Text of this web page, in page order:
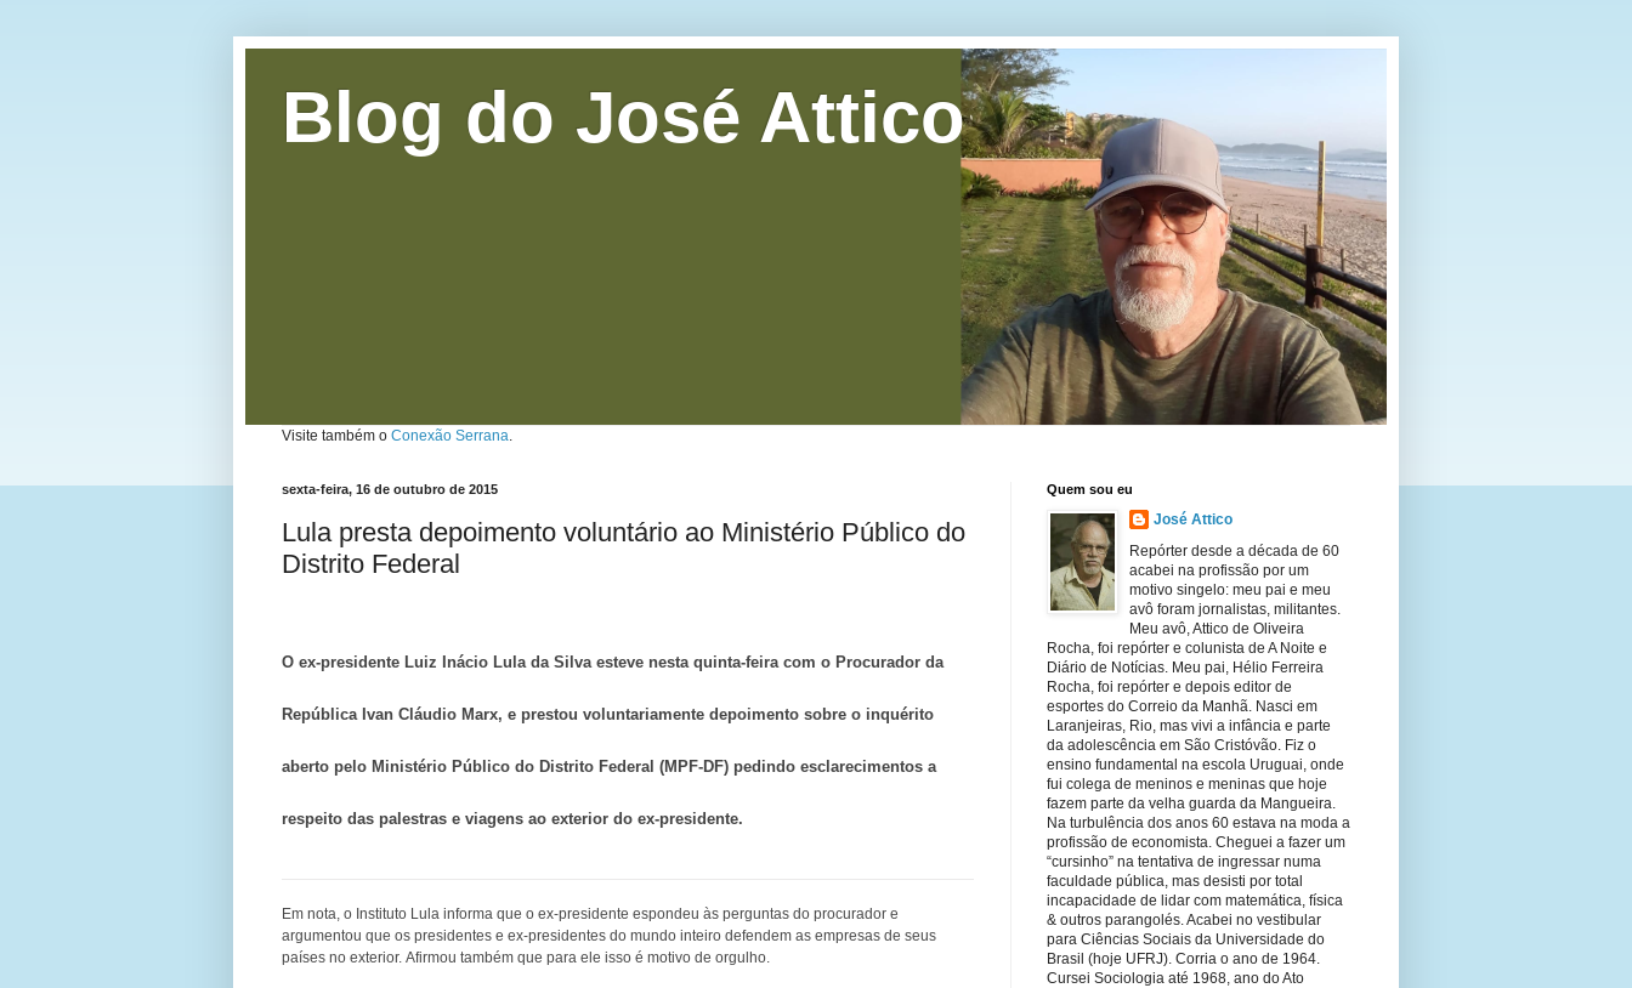
Blog do José Attico
Visite também o Conexão Serrana.
sexta-feira, 16 de outubro de 2015
Lula presta depoimento voluntário ao Ministério Público do
Distrito Federal
O ex-presidente Luiz Inácio Lula da Silva esteve nesta quinta-feira com o Procurador da
República Ivan Cláudio Marx, e prestou voluntariamente depoimento sobre o inquérito
aberto pelo Ministério Público do Distrito Federal (MPF-DF) pedindo esclarecimentos a
respeito das palestras e viagens ao exterior do ex-presidente.
Em nota, o Instituto Lula informa que o ex-presidente espondeu às perguntas do procurador e
argumentou que os presidentes e ex-presidentes do mundo inteiro defendem as empresas de seus
países no exterior. Afirmou também que para ele isso é motivo de orgulho.
Quem sou eu
José Attico
Repórter desde a década de 60
acabei na profissão por um
motivo singelo: meu pai e meu
avô foram jornalistas, militantes.
Meu avô, Attico de Oliveira
Rocha, foi repórter e colunista de A Noite e
Diário de Notícias. Meu pai, Hélio Ferreira
Rocha, foi repórter e depois editor de
esportes do Correio da Manhã. Nasci em
Laranjeiras, Rio, mas vivi a infância e parte
da adolescência em São Cristóvão. Fiz o
ensino fundamental na escola Uruguai, onde
fui colega de meninos e meninas que hoje
fazem parte da velha guarda da Mangueira.
Na turbulência dos anos 60 estava na moda a
profissão de economista. Cheguei a fazer um
“cursinho” na tentativa de ingressar numa
faculdade pública, mas desisti por total
incapacidade de lidar com matemática, física
& outros parangolés. Acabei no vestibular
para Ciências Sociais da Universidade do
Brasil (hoje UFRJ). Corria o ano de 1964.
Cursei Sociologia até 1968, ano do Ato